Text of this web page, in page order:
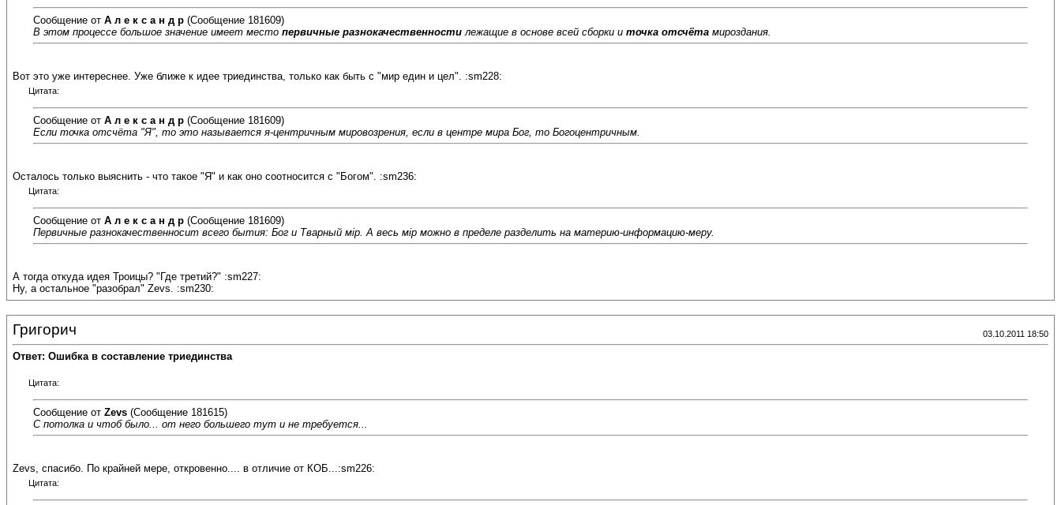
Сообщение от А л е к с а н д р (Сообщение 181609)
В этом процессе большое значение имеет место первичные разнокачественности лежащие в основе всей сборки и точка отсчёта мироздания.
Вот это уже интереснее. Уже ближе к идее триединства, только как быть с "мир един и цел". :sm228:
Цитата:
Сообщение от А л е к с а н д р (Сообщение 181609)
Если точка отсчёта "Я", то это называется я-центричным мировозрения, если в центре мира Бог, то Богоцентричным.
Осталось только выяснить - что такое "Я" и как оно соотносится с "Богом". :sm236:
Цитата:
Сообщение от А л е к с а н д р (Сообщение 181609)
Первичные разнокачественносит всего бытия: Бог и Тварный мiр. А весь мiр можно в пределе разделить на материю-информацию-меру.
А тогда откуда идея Троицы? "Где третий?" :sm227:
Ну, а остальное "разобрал" Zevs. :sm230:
Григорич 03.10.2011 18:50
Ответ: Ошибка в составление триединства
Цитата:
Сообщение от Zevs (Сообщение 181615)
С потолка и чтоб было... от него большего тут и не требуется...
Zevs, спасибо. По крайней мере, откровенно.... в отличие от КОБ...:sm226:
Цитата: